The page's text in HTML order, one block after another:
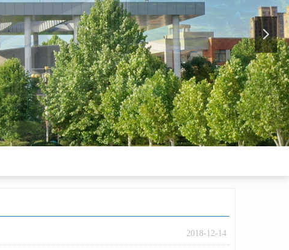
넲
2018-12-14